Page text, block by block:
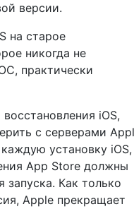
версии.
на старое
никогда не
практически
iOS,
с серверами
установку iOS,
App Store должны
Как только
Apple прекращает